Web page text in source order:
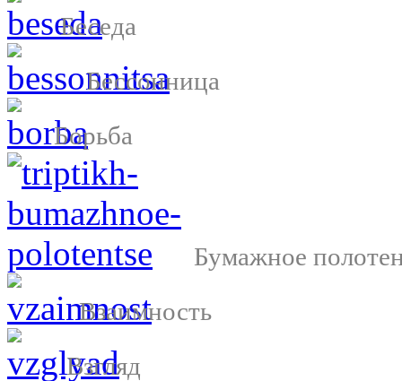
Беседа
Бессонница
Борьба
Бумажное
Взаимность
Взгляд